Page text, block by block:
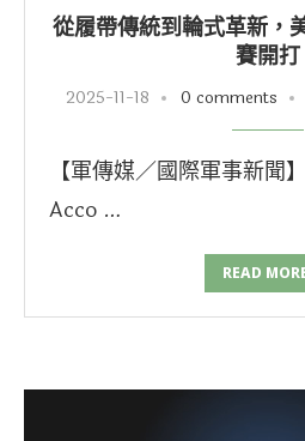
從履帶傳統到輪式革新，
賽開打
2025-11-18 0 comments
【軍傳媒／國際軍事新
Acco …
READ